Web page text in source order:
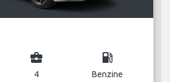
business_center
4
local_gas_station
Benzine